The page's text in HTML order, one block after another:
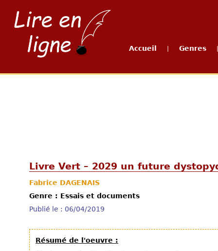
Accueil Genres
Livre Vert – 2029 un future
Fabrice DAGENAIS
Genre : Essais et documents
Publié le : 06/04/2019
Résumé de l'oeuvre :